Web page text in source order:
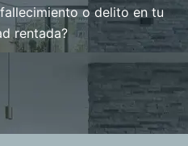
o delito en tu
rentada?